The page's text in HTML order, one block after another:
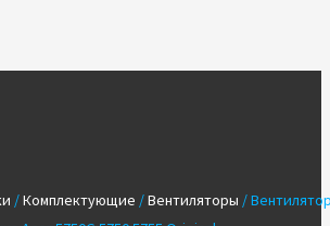
/Комплектующие /Вентиляторы /